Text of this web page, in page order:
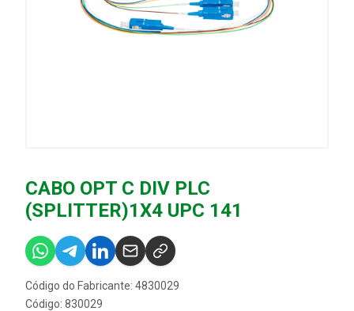
CABO OPT C DIV PLC
(SPLITTER)1X4 UPC 141
Código do Fabricante: 4830029
Código: 830029